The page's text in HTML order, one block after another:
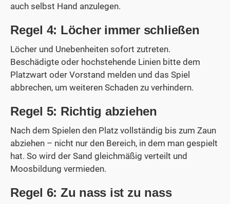
auch selbst Hand anzulegen.
Regel 4: Löcher immer schließen
Löcher und Unebenheiten sofort zutreten.
Beschädigte oder hochstehende Linien bitte dem
Platzwart oder Vorstand melden und das Spiel
abbrechen, um weiteren Schaden zu verhindern.
Regel 5: Richtig abziehen
Nach dem Spielen den Platz vollständig bis zum Zaun
abziehen – nicht nur den Bereich, in dem man gespielt
hat. So wird der Sand gleichmäßig verteilt und
Moosbildung vermieden.
Regel 6: Zu nass ist zu nass